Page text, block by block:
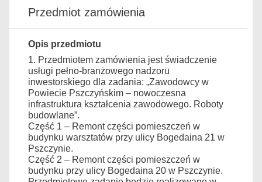
Przedmiot zamówienia
Opis przedmiotu
1. Przedmiotem zamówienia jest świadczenie
usługi pełno-branżowego nadzoru
inwestorskiego dla zadania: „Zawodowcy w
Powiecie Pszczyńskim – nowoczesna
infrastruktura kształcenia zawodowego. Roboty
budowlane”.
Część 1 – Remont części pomieszczeń w
budynku warsztatów przy ulicy Bogedaina 21 w
Pszczynie.
Część 2 – Remont części pomieszczeń w
budynku przy ulicy Bogedaina 20 w Pszczynie.